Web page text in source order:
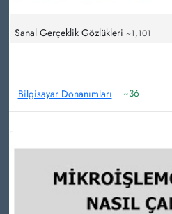
Sanal Gerçeklik Gözlükleri ~1,101
Bilgisayar Donanımları ~36